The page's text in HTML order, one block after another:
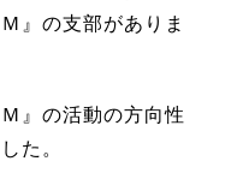
』の支部がありま
』の活動の方向性
た。